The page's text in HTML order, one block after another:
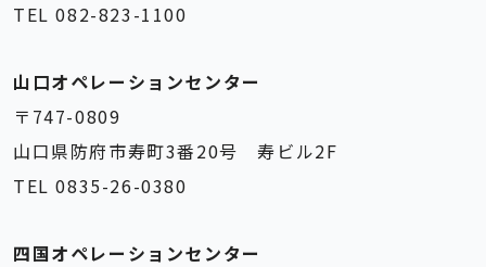
TEL 082-823-1100
山口オペレーションセンター
〒747-0809
山口県防府市寿町3番20号 寿ビル2F
TEL 0835-26-0380
四国オペレーションセンター